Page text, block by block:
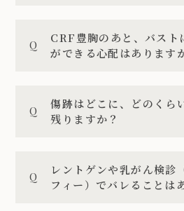
CRF豊胸のあと、バスト
ができる心配はあります
傷跡はどこに、どのくら
残りますか？
レントゲンや乳がん検診
フィー）でバレることは